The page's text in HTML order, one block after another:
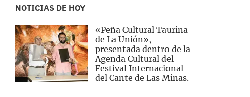
NOTICIAS DE HOY
«Peña Cultural Taurina
de La Unión»,
presentada dentro de la
Agenda Cultural del
Festival Internacional
del Cante de Las Minas.